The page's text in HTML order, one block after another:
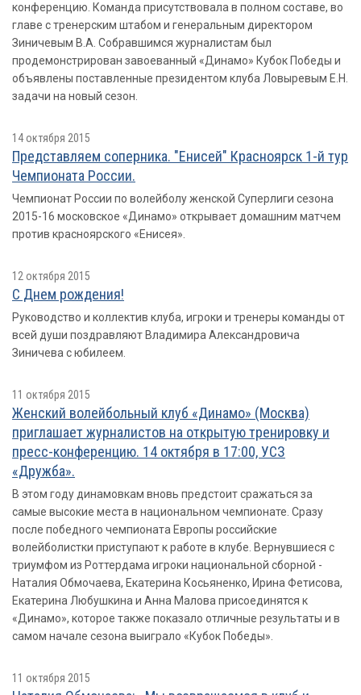
конференцию. Команда присутствовала в полном составе, во
главе с тренерским штабом и генеральным директором
Зиничевым В.А. Собравшимся журналистам был
продемонстрирован завоеванный «Динамо» Кубок Победы и
объявлены поставленные президентом клуба Ловыревым Е.Н.
задачи на новый сезон.
14 октября 2015
Представляем соперника. "Енисей" Красноярск 1-й тур
Чемпионата России.
Чемпионат России по волейболу женской Суперлиги сезона
2015-16 московское «Динамо» открывает домашним матчем
против красноярского «Енисея».
12 октября 2015
С Днем рождения!
Руководство и коллектив клуба, игроки и тренеры команды от
всей души поздравляют Владимира Александровича
Зиничева с юбилеем.
11 октября 2015
Женский волейбольный клуб «Динамо» (Москва)
приглашает журналистов на открытую тренировку и
пресс-конференцию. 14 октября в 17:00, УСЗ
«Дружба».
В этом году динамовкам вновь предстоит сражаться за
самые высокие места в национальном чемпионате. Сразу
после победного чемпионата Европы российские
волейболистки приступают к работе в клубе. Вернувшиеся с
триумфом из Роттердама игроки национальной сборной -
Наталия Обмочаева, Екатерина Косьяненко, Ирина Фетисова,
Екатерина Любушкина и Анна Малова присоединятся к
«Динамо», которое также показало отличные результаты и в
самом начале сезона выиграло «Кубок Победы».
11 октября 2015